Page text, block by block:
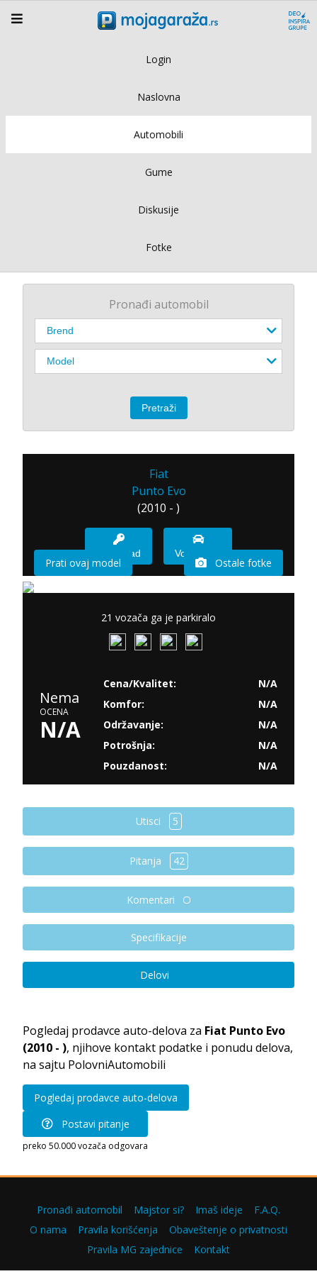
Login
Naslovna
Automobili
Gume
Diskusije
Fotke
Pronađi automobil
Fiat
Punto Evo
(2010 - )
Imam sad Vozio sam
Prati ovaj model Ostale fotke
21 vozača ga je parkiralo
Nema
OCENA
N/A
Cena/Kvalitet:
N/A
Komfor:
N/A
Održavanje:
N/A
Potrošnja:
N/A
Pouzdanost:
N/A
Utisci 5
Pitanja 42
Komentari
Specifikacije
Delovi
Pogledaj prodavce auto-delova za Fiat Punto Evo
(2010 - ), njihove kontakt podatke i ponudu delova,
na sajtu PolovniAutomobili
Pogledaj prodavce auto-delova
Postavi pitanje
preko 50.000 vozača odgovara
Pronađi automobil Majstor si? Imaš ideje
F.A.Q.
O nama
Pravila korišćenja
Obaveštenje o privatnosti
Pravila MG zajednice
Kontakt